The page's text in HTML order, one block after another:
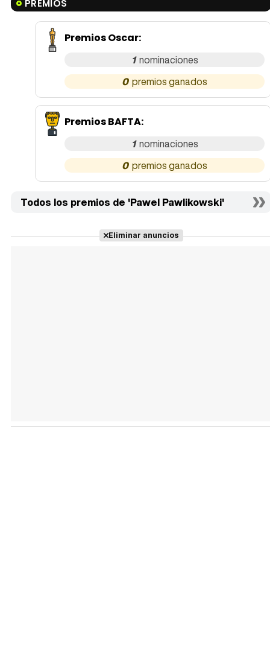
PREMIOS
Premios Oscar:
1
0
Premios BAFTA:
1
0
Todos los premios de 'Pawel Pawlikowski'
Eliminar anuncios